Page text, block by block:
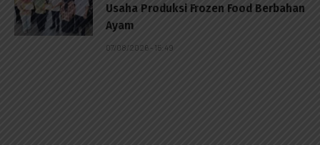
Usaha Produksi Frozen Food Berbahan
Ayam
07/08/2026 - 15:49